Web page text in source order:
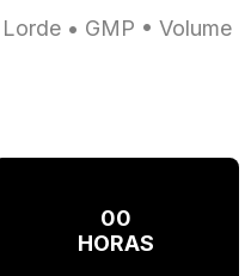
• GMP • Volume
00
HORAS